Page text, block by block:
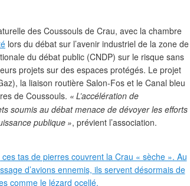
des Coussouls de Crau, avec la chambre
lors du débat sur l’avenir industriel de la zone de
du débat public (CNDP) sur le risque sans
projets sur des espaces protégés. Le projet
la liaison routière Salon-Fos et le Canal bleu
de Coussouls. « L’accélération de
soumis au débat menace de dévoyer les efforts
publique», prévient l’association.